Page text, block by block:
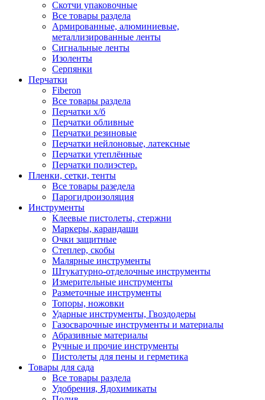
Скотчи упаковочные
Все товары раздела
Армированные, алюминиевые,
металлизированные ленты
Сигнальные ленты
Изоленты
Серпянки
Перчатки
Fiberon
Все товары раздела
Перчатки х/б
Перчатки обливные
Перчатки резиновые
Перчатки нейлоновые, латексные
Перчатки утеплённые
Перчатки полиэстер.
Пленки, сетки, тенты
Все товары разедела
Парогидроизоляция
Инструменты
Клеевые пистолеты, стержни
Маркеры, карандаши
Очки защитные
Степлер, скобы
Малярные инструменты
Штукатурно-отделочные инструменты
Измерительные инструменты
Разметочные инструменты
Топоры, ножовки
Ударные инструменты, Гвоздодеры
Газосварочные инструменты и материалы
Абразивные материалы
Ручные и прочие инструменты
Пистолеты для пены и герметика
Товары для сада
Все товары раздела
Удобрения, Ядохимикаты